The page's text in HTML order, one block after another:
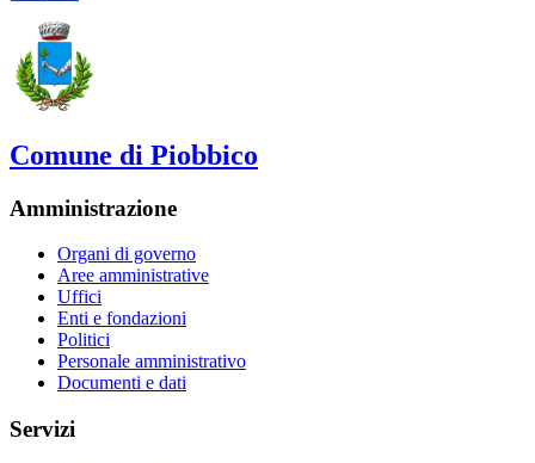
Comune di Piobbico
Amministrazione
Organi di governo
Aree amministrative
Uffici
Enti e fondazioni
Politici
Personale amministrativo
Documenti e dati
Servizi